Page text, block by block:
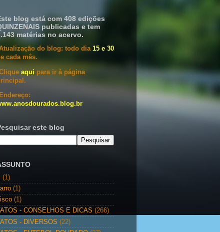
blog está com 408 edições
publicadas e tem
matérias no acervo.
do blog: todo dia 15 e 30
cada mês.
aqui para ir à página
este blog
(1)
(1)
(1)
- CONSELHOS E DICAS (266)
- DIVERSOS (22)